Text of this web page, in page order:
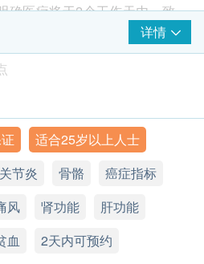
瘤、水瘤或纤维瘤
菌可引致多种胃病，如胃痛、胃
(只限有性经验女性)
确医疗将于2个工作天内，致
亦可透过电话预约(Tel: 2155
身份证及列印订购确认信确
护人员主理。
为6个月，客户必须于6个月
计)接受检查，逾期作废。
下报告需时大概7-10个工作
期六、日及公众假期。
更改或取消，不可转让及退
详情
东角中心19楼2A室
2:00p.m.- 6:00p.m.
适合25岁以上人士
节炎 骨骼
癌症指标
风 肾功能
肝功能
血 2天内可预约